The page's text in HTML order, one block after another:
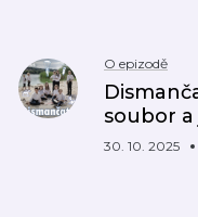
O epizodě
soubor
30. 10. 2025